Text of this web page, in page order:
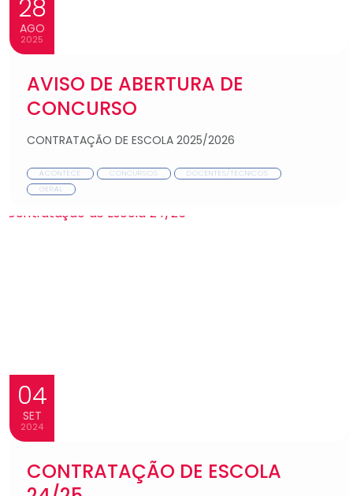
28
AGO
2025
AVISO DE ABERTURA DE
CONCURSO
CONTRATAÇÃO DE ESCOLA 2025/2026
ACONTECE CONCURSOS
DOCENTES/TECNICOS
GERAL
04
SET
2024
CONTRATAÇÃO DE ESCOLA